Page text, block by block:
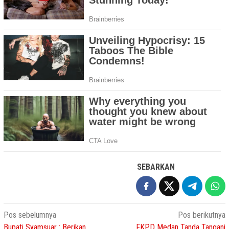
SEBARKAN
Navigasi
Pos sebelumnya
Bupati Syamsuar : Berikan
Pos berikutnya
FKPD Medan Tanda Tangani